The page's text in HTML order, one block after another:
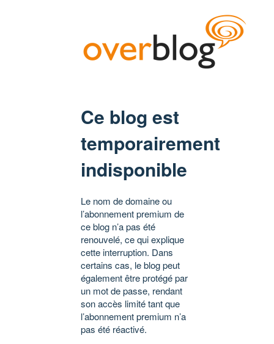
Ce blog est
temporairement
indisponible
Le nom de domaine ou
l’abonnement premium de
ce blog n’a pas été
renouvelé, ce qui explique
cette interruption. Dans
certains cas, le blog peut
également être protégé par
un mot de passe, rendant
son accès limité tant que
l’abonnement premium n’a
pas été réactivé.